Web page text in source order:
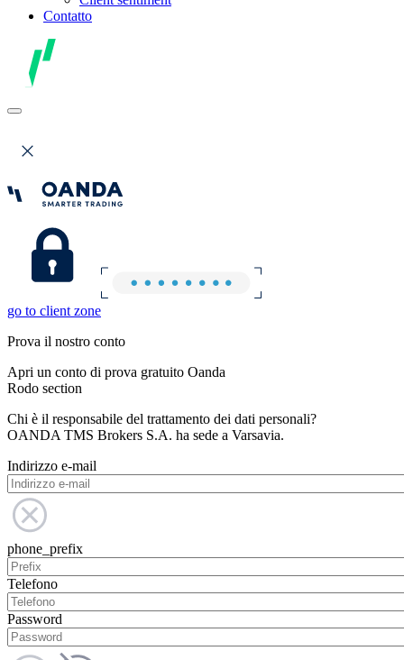
Contatto
go to client zone
Prova il nostro conto
Apri un conto di prova gratuito Oanda
Rodo section
Chi è il responsabile del trattamento dei dati personali?
OANDA TMS Brokers S.A. ha sede a Varsavia.
Indirizzo e-mail
phone_prefix
Telefono
Password